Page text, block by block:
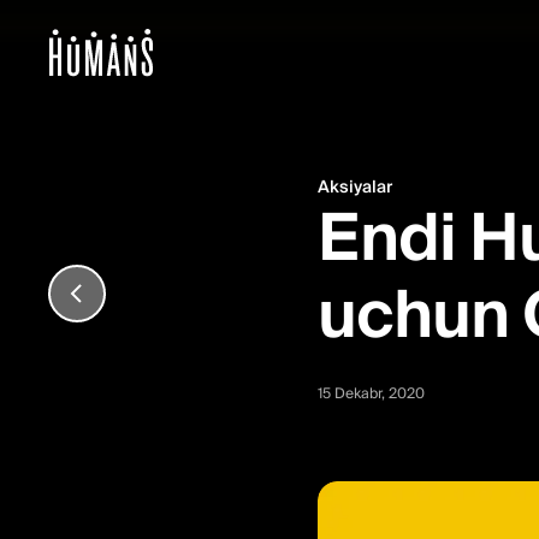
Aloqa, komissiyasiz
Endi
uchun
Aksiyalar
15 Dekabr, 2020